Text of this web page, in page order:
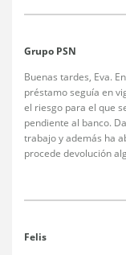
Grupo PSN
Buenas tardes, Eva.
préstamo seguía en
el riesgo para el que
pendiente al banco.
trabajo y además ha
procede devolución
Felis